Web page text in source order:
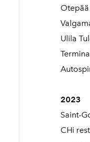
Ulila
2023
Saint-
CHi